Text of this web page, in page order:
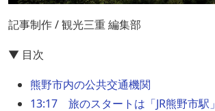
記事制作 / 観光三重 編集部
▼ 目次
熊野市内の公共交通機関
13:17 旅のスタートは「JR熊野市駅」